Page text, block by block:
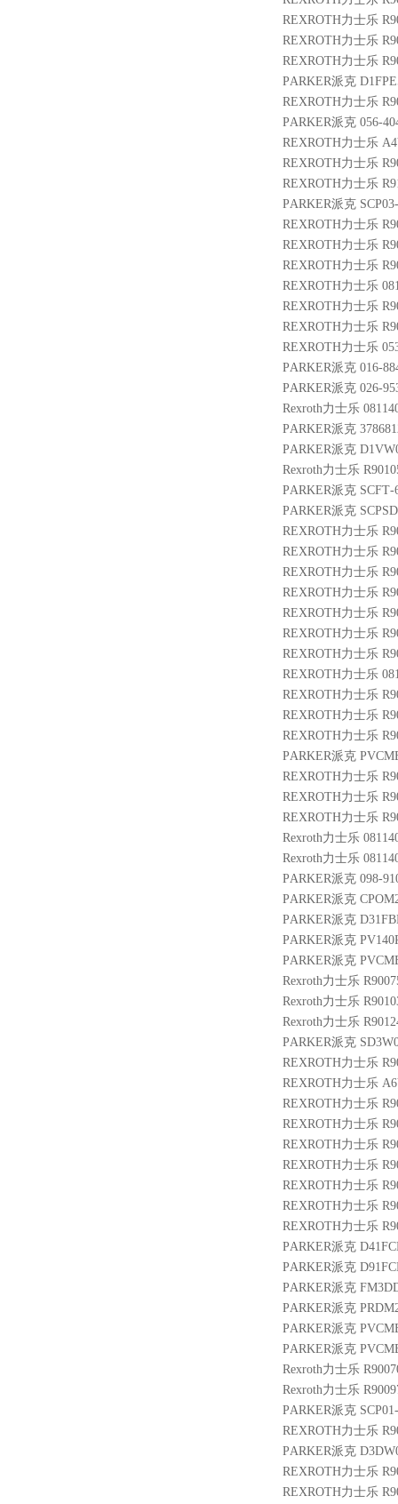
REXROTH力士乐
REXROTH力士乐
REXROTH力士乐
PARKER派克
REXROTH力士乐
PARKER派克 056-
REXROTH力士乐
REXROTH力士乐
REXROTH力士乐
PARKER派克
REXROTH力士乐
REXROTH力士乐
REXROTH力士乐
REXROTH力士乐
REXROTH力士乐
REXROTH力士乐
REXROTH力士乐
PARKER派克 016-
PARKER派克 026-
Rexroth力士乐
PARKER派克
PARKER派克
Rexroth力士乐
PARKER派克
PARKER派克
REXROTH力士乐
REXROTH力士乐
REXROTH力士乐
REXROTH力士乐
REXROTH力士乐
REXROTH力士乐
REXROTH力士乐
REXROTH力士乐
REXROTH力士乐
REXROTH力士乐
REXROTH力士乐
PARKER派克
REXROTH力士乐
REXROTH力士乐
REXROTH力士乐
Rexroth力士乐
Rexroth力士乐
PARKER派克 098-
PARKER派克
PARKER派克
PARKER派克
PARKER派克
Rexroth力士乐
Rexroth力士乐
Rexroth力士乐
PARKER派克
REXROTH力士乐
REXROTH力士乐
REXROTH力士乐
REXROTH力士乐
REXROTH力士乐
REXROTH力士乐
REXROTH力士乐
REXROTH力士乐
REXROTH力士乐
PARKER派克
PARKER派克
PARKER派克
PARKER派克
PARKER派克
PARKER派克
Rexroth力士乐
Rexroth力士乐
PARKER派克
REXROTH力士乐
PARKER派克
REXROTH力士乐
REXROTH力士乐